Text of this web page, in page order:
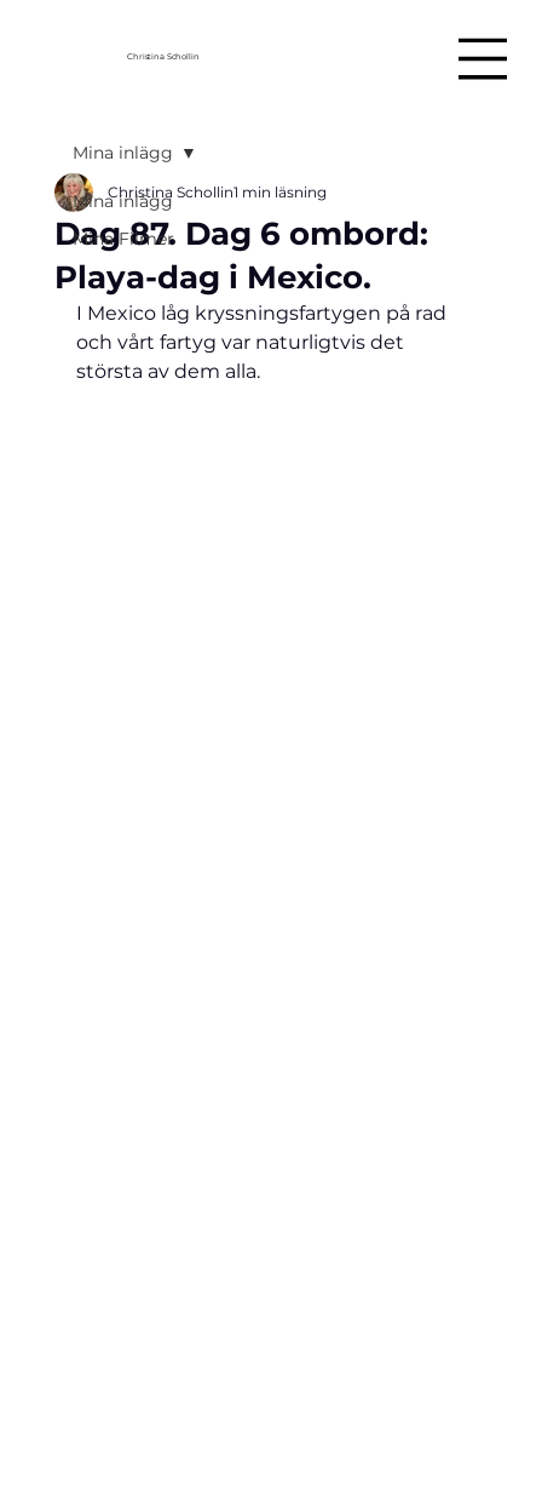
Christina Schollin
Mina inlägg
Mina Filmer
Mina inlägg
Dag 87. Dag 6 ombord:
Playa-dag i Mexico.
Christina Schollin1 min läsning
I Mexico låg kryssningsfartygen på rad
och vårt fartyg var naturligtvis det
största av dem alla.